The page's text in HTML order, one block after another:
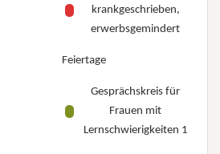
krankgeschrieben,
erwerbsgemindert
Feiertage
Gesprächskreis für
Frauen mit
Lernschwierigkeiten 1